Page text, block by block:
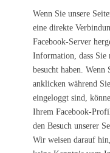
Wenn Sie unsere
eine direkte
Facebook-Server
Information, dass Sie
besucht haben.
anklicken während
eingeloggt sind,
Ihrem Facebook-
den Besuch unserer
Wir weisen darauf